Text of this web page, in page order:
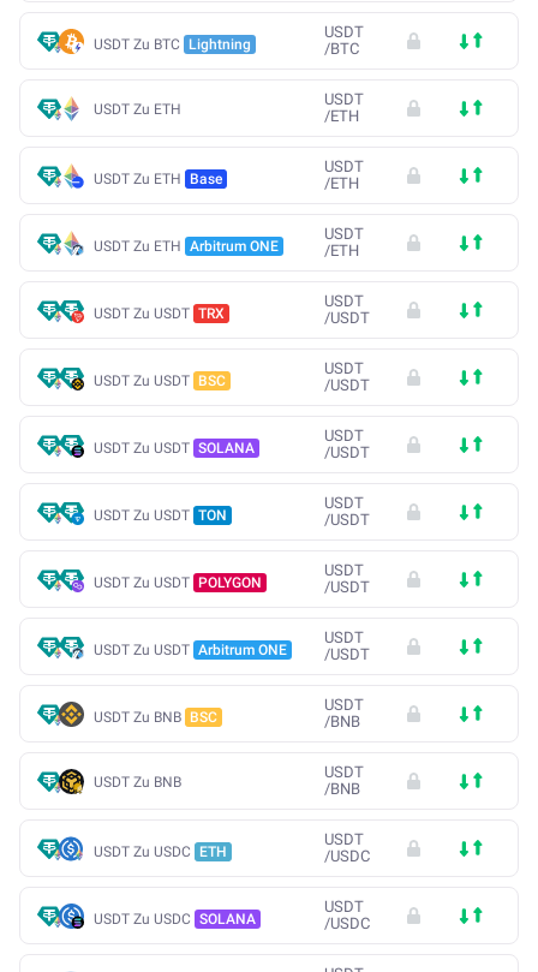
USDT Zu BTC Lightning
USDT
/BTC
USDT Zu ETH
USDT
/ETH
USDT Zu ETH Base
USDT
/ETH
USDT Zu ETH Arbitrum ONE
USDT
/ETH
USDT Zu USDT TRX
USDT
/USDT
USDT Zu USDT BSC
USDT
/USDT
USDT Zu USDT SOLANA
USDT
/USDT
USDT Zu USDT TON
USDT
/USDT
USDT Zu USDT POLYGON
USDT
/USDT
USDT Zu USDT Arbitrum ONE
USDT
/USDT
USDT Zu BNB BSC
USDT
/BNB
USDT Zu BNB
USDT
/BNB
USDT Zu USDC ETH
USDT
/USDC
USDT Zu USDC SOLANA
USDT
/USDC